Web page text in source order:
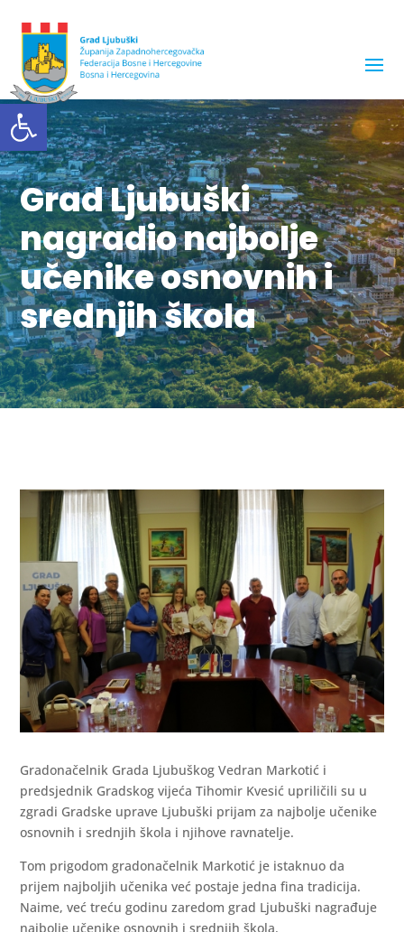
Grad Ljubuški
nagradio najbolje
učenike osnovnih i
srednjih škola
Gradonačelnik Grada Ljubuškog Vedran Markotić i
predsjednik Gradskog vijeća Tihomir Kvesić upriličili su u
zgradi Gradske uprave Ljubuški prijam za najbolje učenike
osnovnih i srednjih škola i njihove ravnatelje.
Tom prigodom gradonačelnik Markotić je istaknuo da
prijem najboljih učenika već postaje jedna fina tradicija.
Naime, već treću godinu zaredom grad Ljubuški nagrađuje
najbolje učenike osnovnih i srednjih škola.
Open toolbar